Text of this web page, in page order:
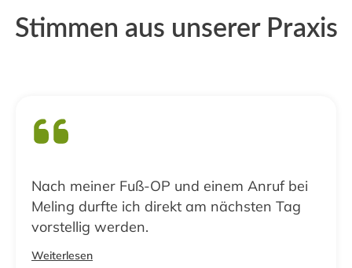
Stimmen aus unserer Praxis
Nach meiner Fuß-OP und einem Anruf bei
Meling durfte ich direkt am nächsten Tag
vorstellig werden.
Weiterlesen